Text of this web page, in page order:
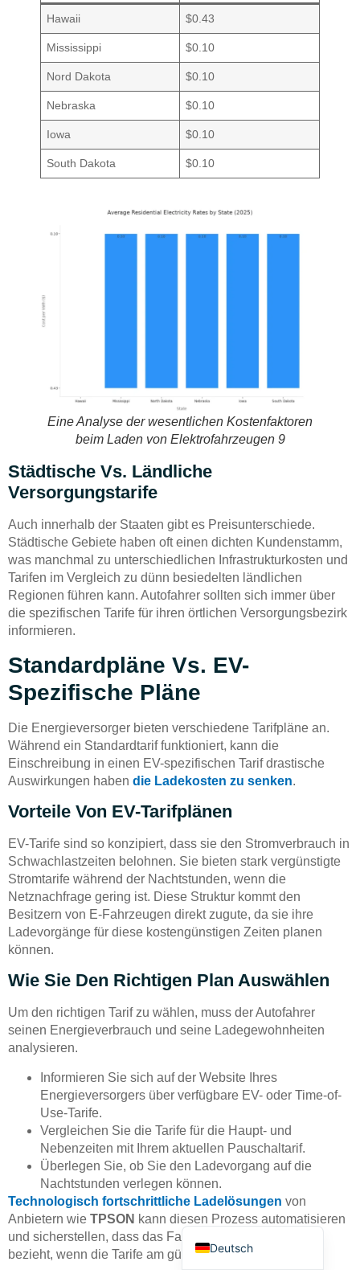
Hawaii $0.43
Mississippi $0.10
Nord Dakota $0.10
Nebraska $0.10
Iowa $0.10
South Dakota $0.10
Eine Analyse der wesentlichen Kostenfaktoren
beim Laden von Elektrofahrzeugen 9
Städtische Vs. Ländliche
Versorgungstarife
Auch innerhalb der Staaten gibt es Preisunterschiede.
Städtische Gebiete haben oft einen dichten Kundenstamm,
was manchmal zu unterschiedlichen Infrastrukturkosten und
Tarifen im Vergleich zu dünn besiedelten ländlichen
Regionen führen kann. Autofahrer sollten sich immer über
die spezifischen Tarife für ihren örtlichen Versorgungsbezirk
informieren.
Standardpläne Vs. EV-
Spezifische Pläne
Die Energieversorger bieten verschiedene Tarifpläne an.
Während ein Standardtarif funktioniert, kann die
Einschreibung in einen EV-spezifischen Tarif drastische
Auswirkungen haben die Ladekosten zu senken.
Vorteile Von EV-Tarifplänen
EV-Tarife sind so konzipiert, dass sie den Stromverbrauch in
Schwachlastzeiten belohnen. Sie bieten stark vergünstigte
Stromtarife während der Nachtstunden, wenn die
Netznachfrage gering ist. Diese Struktur kommt den
Besitzern von E-Fahrzeugen direkt zugute, da sie ihre
Ladevorgänge für diese kostengünstigen Zeiten planen
können.
Wie Sie Den Richtigen Plan Auswählen
Um den richtigen Tarif zu wählen, muss der Autofahrer
seinen Energieverbrauch und seine Ladegewohnheiten
analysieren.
Informieren Sie sich auf der Website Ihres
Energieversorgers über verfügbare EV- oder Time-of-
Use-Tarife.
Vergleichen Sie die Tarife für die Haupt- und
Nebenzeiten mit Ihrem aktuellen Pauschaltarif.
Überlegen Sie, ob Sie den Ladevorgang auf die
Nachtstunden verlegen können.
Technologisch fortschrittliche Ladelösungen von
Anbietern wie TPSON kann diesen Prozess automatisieren
und sicherstellen, dass das Fahrzeug nur dann Strom
bezieht, wenn die Tarife am günstigsten sind.
Deutsch
English
Español
Português
Русский
العربية
Bahasa Indonesia